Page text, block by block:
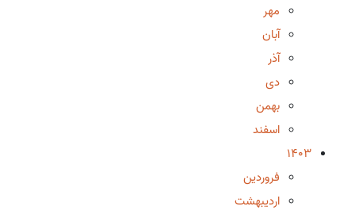
مهر
آبان
آذر
دی
بهمن
اسفند
1403
فروردین
اردیبهشت